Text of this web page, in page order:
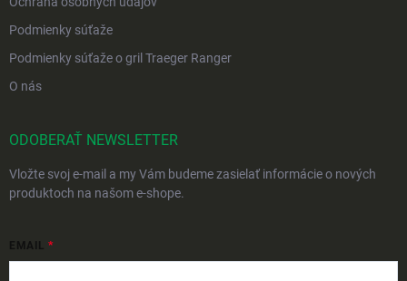
Podmienky súťaže
Podmienky súťaže o gril Traeger Ranger
O nás
ODOBERAŤ NEWSLETTER
Vložte svoj e-mail a my Vám budeme zasielať informácie o nových
produktoch na našom e-shope.
EMAIL